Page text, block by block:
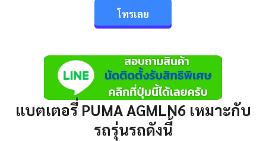
โทรเลย
แบตเตอรี่ PUMA AGMLN6 เหมาะกับ
รถรุ่นรถดังนี้